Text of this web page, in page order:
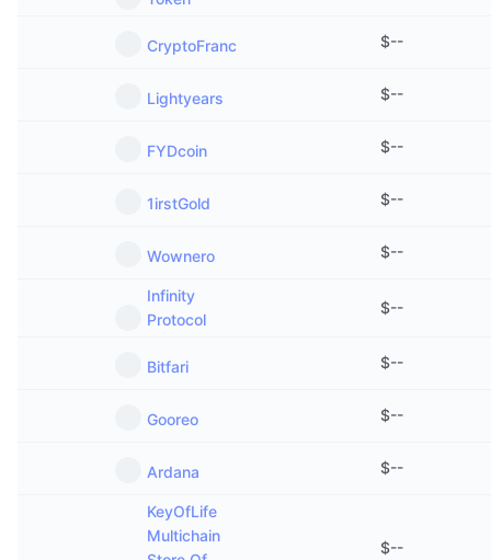
CryptoFranc $--
Lightyears $--
FYDcoin $--
1irstGold $--
Wownero $--
Infinity
Protocol
$--
Bitfari $--
Gooreo $--
Ardana $--
KeyOfLife
Multichain
$--